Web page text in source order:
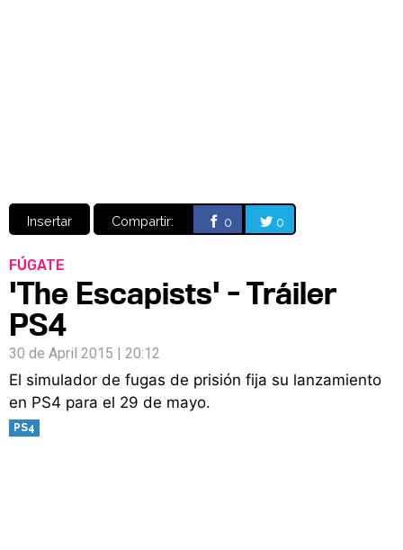
Insertar Compartir: 0 0
FÚGATE
'The Escapists' - Tráiler
PS4
30 de April 2015 | 20:12
El simulador de fugas de prisión fija su lanzamiento
en PS4 para el 29 de mayo.
PS4